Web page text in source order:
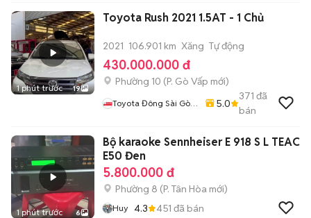
1 phút trước 19
Toyota Rush 2021 1.5AT - 1 Chủ
2021 106.901 km Xăng Tự động
430.000.000 đ
Phường 10 (P. Gò Vấp mới)
Toyota Đông Sài Gòn|
5.0
371 đã
bán
1 phút trước 6
Bộ karaoke Sennheiser E 918 S L TEAC
E50 Đen
5.800.000 đ
Phường 8 (P. Tân Hòa mới)
Huy 4.3 451 đã bán